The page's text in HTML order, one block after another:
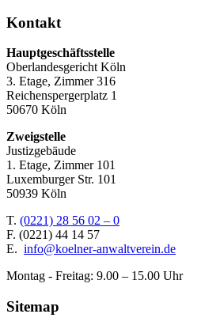
Kontakt
Hauptgeschäftsstelle
Oberlandesgericht Köln
3. Etage, Zimmer 316
Reichenspergerplatz 1
50670 Köln
Zweigstelle
Justizgebäude
1. Etage, Zimmer 101
Luxemburger Str. 101
50939 Köln
T. (0221) 28 56 02 – 0
F. (0221) 44 14 57
E. info@koelner-anwaltverein.de
Montag - Freitag: 9.00 – 15.00 Uhr
Sitemap